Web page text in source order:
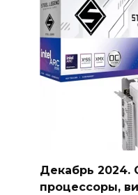
Декабрь
процессоры,